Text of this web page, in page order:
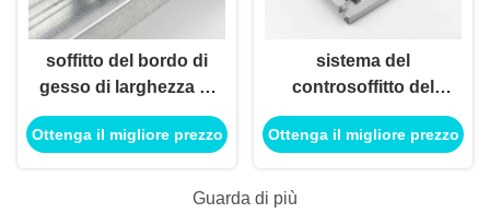
soffitto del bordo di
gesso di larghezza di
60mm con materiale
galvanizzato d'acciaio
Ottenga il migliore prezzo
sistema del
controsoffitto del
pannello di carta e
gesso di larghezza di
Ottenga il migliore prezzo
Guarda di più